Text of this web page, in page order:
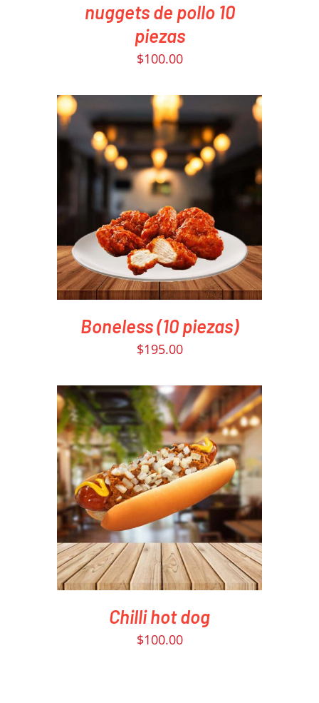
nuggets de pollo 10
piezas
$100.00
PEDIR AHORA
DETAILS
Boneless (10 piezas)
$195.00
PEDIR AHORA
/
DETAILS
Chilli hot dog
$100.00